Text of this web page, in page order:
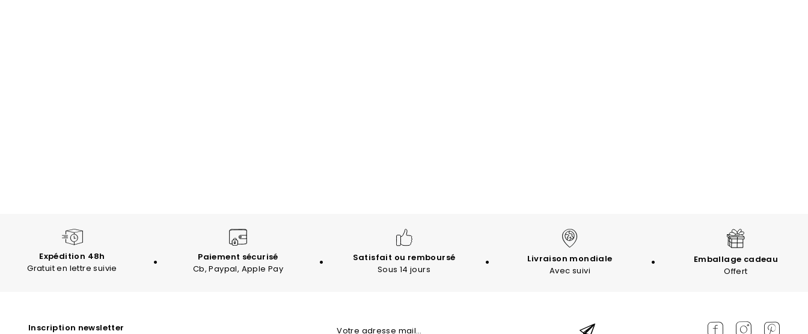
Expédition 48h
Gratuit en lettre suivie
Paiement sécurisé
Cb, Paypal, Apple Pay
Satisfait ou remboursé
Sous 14 jours
Livraison mondiale
Avec suivi
Emballage cadeau
Offert
Inscription newsletter